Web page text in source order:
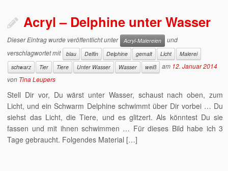
Acryl – Delphine unter Wasser
Dieser Eintrag wurde veröffentlicht unter Acryl-Malereien
und
verschlagwortet mit
blau Delfin Delphine gemalt Licht
Malerei
schwarz
Tier Tiere Unter Wasser Wasser weiß am 12. Januar 2014
von Tina Leupers
Stell Dir vor, Du wärst unter Wasser, schaust nach oben, zum
Licht, und ein Schwarm Delphine schwimmt über Dir vorbei … Du
siehst das Licht, die Tiere, und es glitzert. Als könntest Du sie
fassen und mit ihnen schwimmen … Für dieses Bild habe ich 3
Tage gebraucht. Folgendes Material […]